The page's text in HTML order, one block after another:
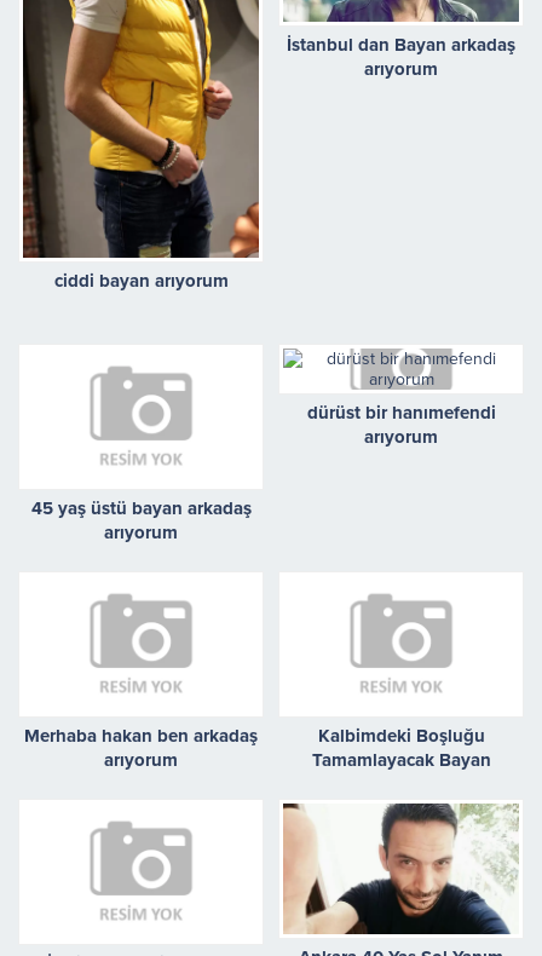
ciddi bayan arıyorum
İstanbul dan Bayan arkadaş
arıyorum
45 yaş üstü bayan arkadaş
arıyorum
dürüst bir hanımefendi
arıyorum
Merhaba hakan ben arkadaş
arıyorum
Kalbimdeki Boşluğu
Tamamlayacak Bayan